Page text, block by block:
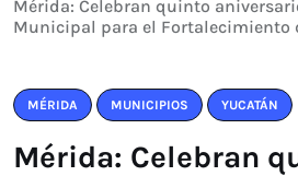
Mérida: Celebran quinto
Municipal para el Fortalecimiento
MÉRIDA MUNICIPIOS YUCATÁN
Mérida: Celebran